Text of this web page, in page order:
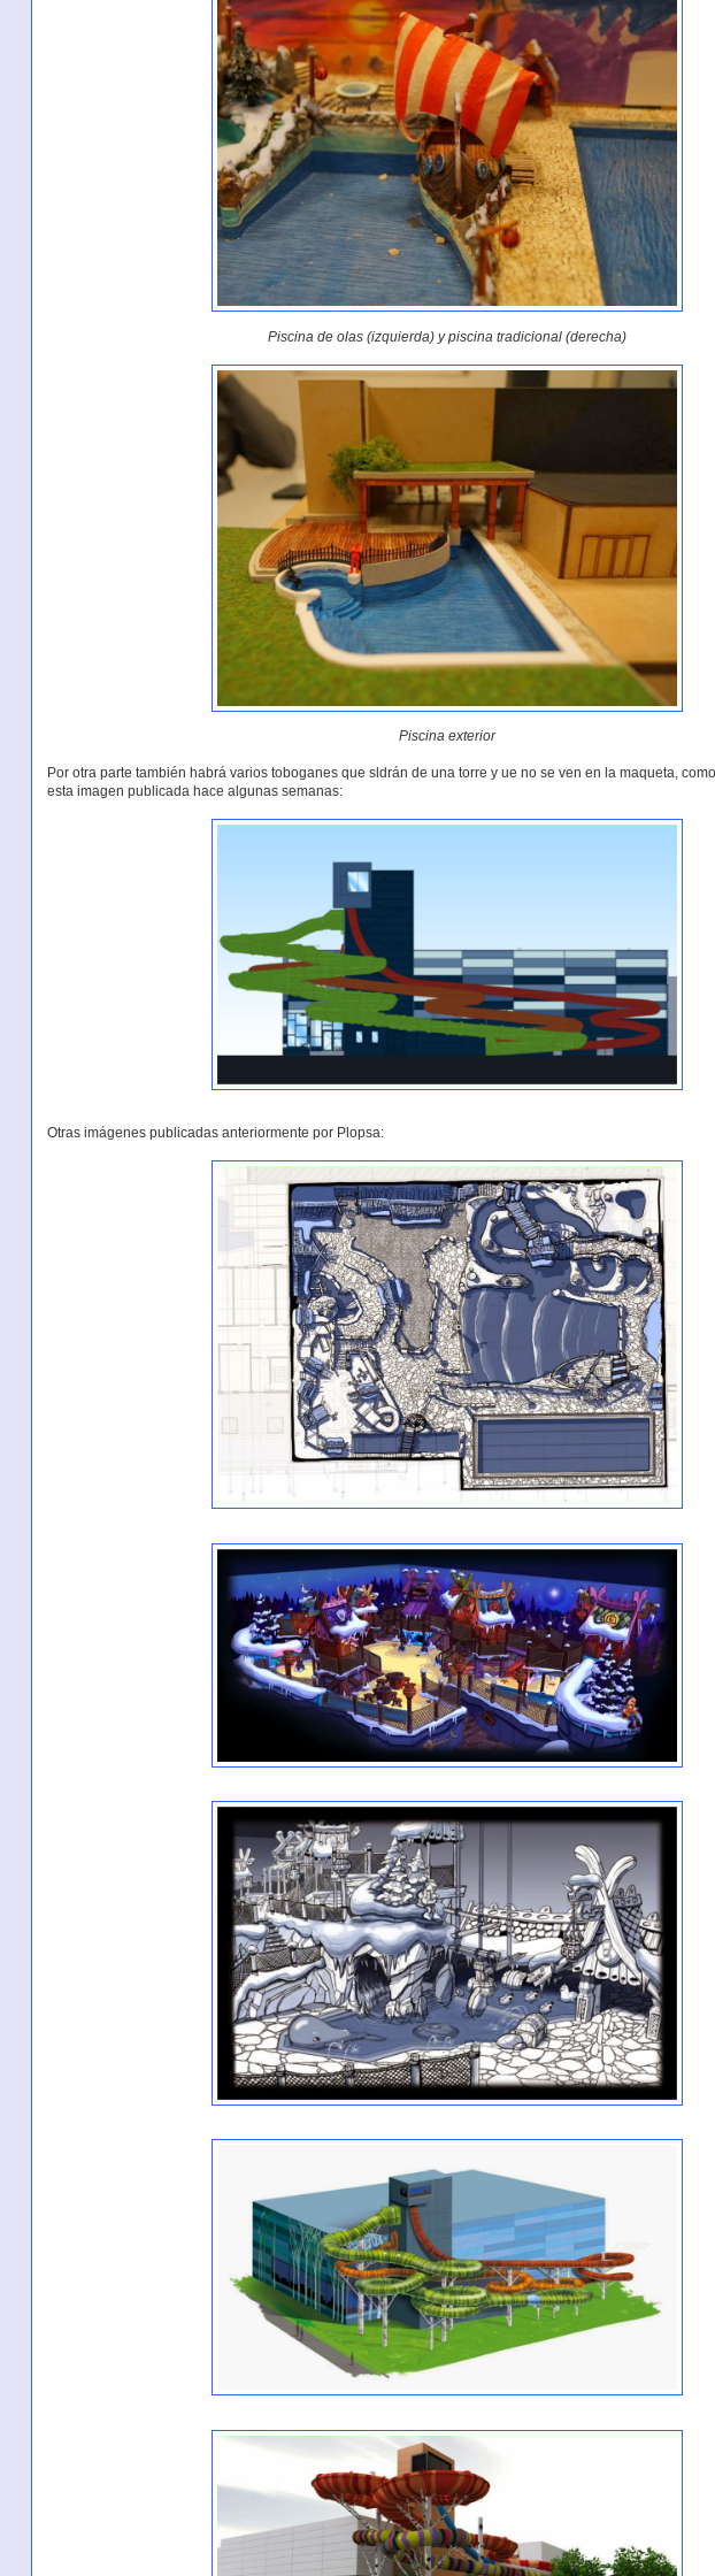
Piscina de olas (izquierda) y piscina tradicional (derecha)
Piscina exterior
Por otra parte también habrá varios toboganes que sldrán de una torre y ue no se ven en la maqueta,
esta imagen publicada hace algunas semanas:
Otras imágenes publicadas anteriormente por Plopsa: